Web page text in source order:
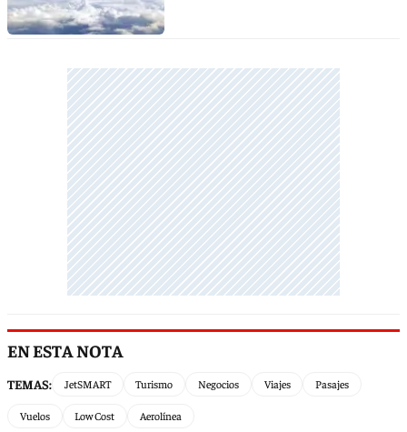
EN ESTA NOTA
TEMAS: JetSMART Turismo Negocios Viajes Pasajes
Vuelos Low Cost Aerolínea